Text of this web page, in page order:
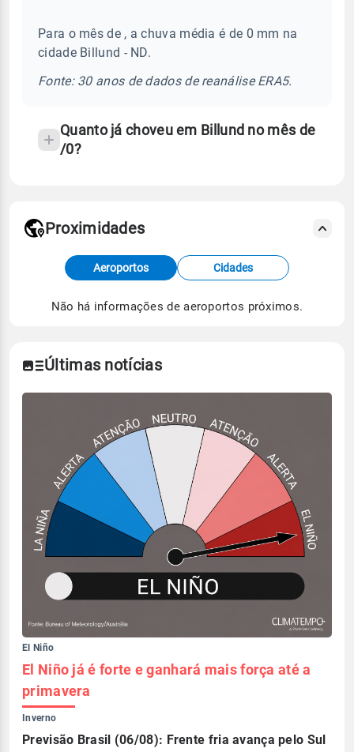
sobre
chuva
Para o mês de , a chuva média é de 0 mm na
cidade Billund - ND.
Fonte: 30 anos de dados de reanálise ERA5.
Quanto já choveu em Billund no mês de
/0?
Fonte: dados combinados de estações
meteorológicas e satélite do Centro de Previsão
de Tempo e Estudos Climáticos (CPTEC).
Proximidades
Aeroportos Cidades
Não há informações de aeroportos próximos.
Últimas notícias
El Niño
El Niño já é forte e ganhará mais força até a
primavera
Inverno
Previsão Brasil (06/08): Frente fria avança pelo Sul